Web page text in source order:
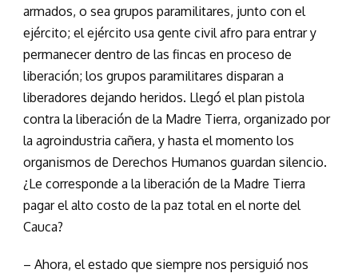
armados, o sea grupos paramilitares, junto con el
ejército; el ejército usa gente civil afro para entrar y
permanecer dentro de las fincas en proceso de
liberación; los grupos paramilitares disparan a
liberadores dejando heridos. Llegó el plan pistola
contra la liberación de la Madre Tierra, organizado por
la agroindustria cañera, y hasta el momento los
organismos de Derechos Humanos guardan silencio.
¿Le corresponde a la liberación de la Madre Tierra
pagar el alto costo de la paz total en el norte del
Cauca?
– Ahora, el estado que siempre nos persiguió nos